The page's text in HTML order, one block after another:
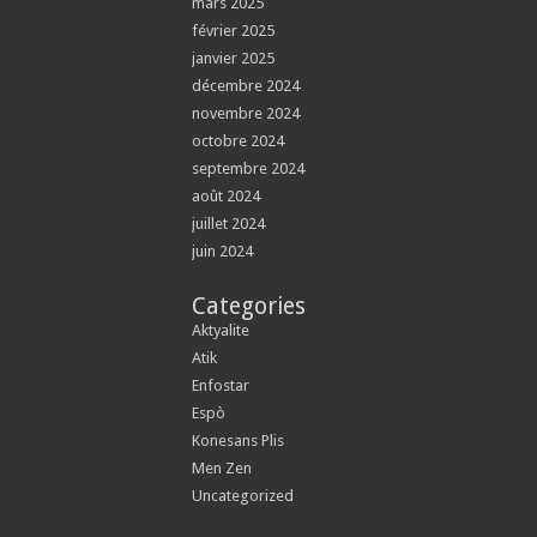
février 2025
janvier 2025
décembre 2024
novembre 2024
octobre 2024
septembre 2024
août 2024
juillet 2024
juin 2024
Categories
Aktyalite
Atik
Enfostar
Espò
Konesans Plis
Men Zen
Uncategorized